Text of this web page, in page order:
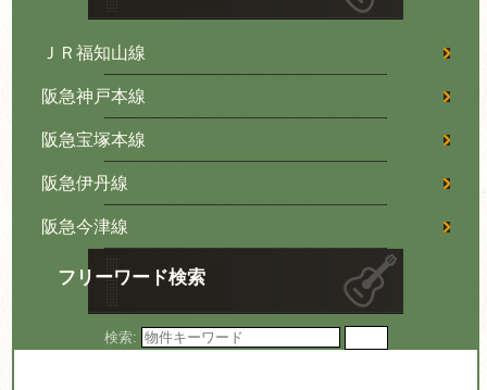
ＪＲ福知山線
阪急神戸本線
阪急宝塚本線
阪急伊丹線
阪急今津線
フリーワード検索
検索: